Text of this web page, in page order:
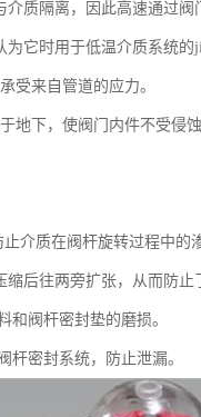
质隔离，因此高速通过阀
它时用于低温介质系统的
受来自管道的应力。
地下，使阀门内件不受侵
介质在阀杆旋转过程中的
后往两旁扩张，从而防止
和阀杆密封垫的磨损。
杆密封系统，防止泄漏。